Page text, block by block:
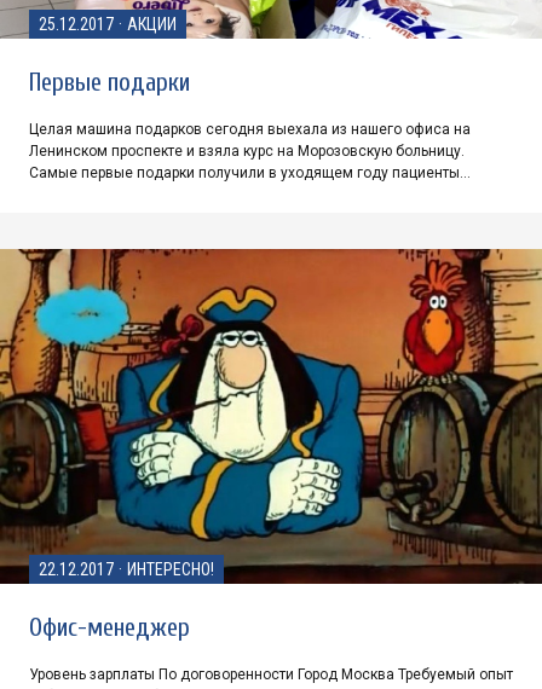
25.12.2017 · АКЦИИ
Первые подарки
Целая машина подарков сегодня выехала из нашего офиса на
Ленинском проспекте и взяла курс на Морозовскую больницу.
Самые первые подарки получили в уходящем году пациенты…
22.12.2017 · ИНТЕРЕСНО!
Офис-менеджер
Уровень зарплаты По договоренности Город Москва Требуемый опыт